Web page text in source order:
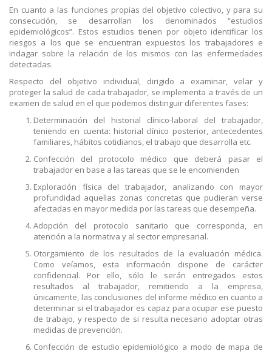
En cuanto a las funciones propias del objetivo colectivo, y para su
consecución, se desarrollan los denominados “estudios
epidemiológicos”. Estos estudios tienen por objeto identificar los
riesgos a los que se encuentran expuestos los trabajadores e
indagar sobre la relación de los mismos con las enfermedades
detectadas.
Respecto del objetivo individual, dirigido a examinar, velar y
proteger la salud de cada trabajador, se implementa a través de un
examen de salud en el que podemos distinguir diferentes fases:
Determinación del historial clínico-laboral del trabajador,
teniendo en cuenta: historial clínico posterior, antecedentes
familiares, hábitos cotidianos, el trabajo que desarrolla etc.
Confección del protocolo médico que deberá pasar el
trabajador en base a las tareas que se le encomienden
Exploración física del trabajador, analizando con mayor
profundidad aquellas zonas concretas que pudieran verse
afectadas en mayor medida por las tareas que desempeña.
Adopción del protocolo sanitario que corresponda, en
atención a la normativa y al sector empresarial.
Otorgamiento de los resultados de la evaluación médica.
Como veíamos, esta información dispone de carácter
confidencial. Por ello, sólo le serán entregados estos
resultados al trabajador, remitiendo a la empresa,
únicamente, las conclusiones del informe médico en cuanto a
determinar si el trabajador es capaz para ocupar ese puesto
de trabajo, y respecto de si resulta necesario adoptar otras
medidas de prevención.
Confección de estudio epidemiológico a modo de mapa de